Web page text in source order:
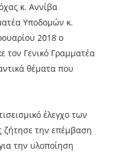
κ. Αννίβα
Υποδομών κ.
2018 ο
τον Γενικό Γραμματέα
θέματα που
έλεγχο των
ζήτησε την επέμβαση
την υλοποίηση